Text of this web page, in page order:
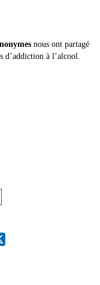
nous ont partagé
d’addiction à l’alcool.